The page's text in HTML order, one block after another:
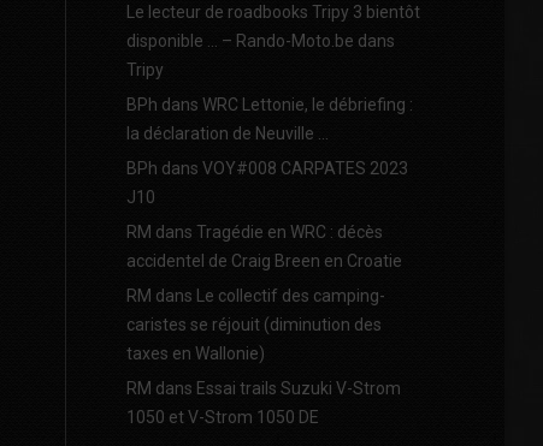
Le lecteur de roadbooks Tripy 3 bientôt
disponible … – Rando-Moto.be dans
Tripy
BPh dans WRC Lettonie, le débriefing :
la déclaration de Neuville …
BPh dans VOY#008 CARPATES 2023
J10
RM dans Tragédie en WRC : décès
accidentel de Craig Breen en Croatie
RM dans
Le collectif des camping-
caristes se réjouit (diminution des
taxes en Wallonie)
RM dans Essai trails Suzuki V-Strom
1050 et V-Strom 1050 DE